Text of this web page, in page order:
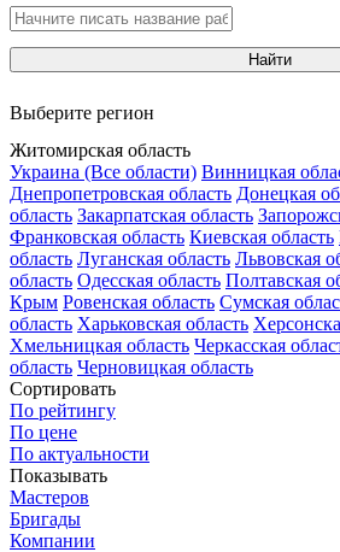
Найти
Выберите регион
Житомирская область
Украина (Все области) Винницкая
Днепропетровская область Донецкая
область Закарпатская область
Франковская область Киевская область
область Луганская область Львовская
область Одесская область Полтавская
Крым Ровенская область Сумская
область Харьковская область
Хмельницкая область Черкасская
область Черновицкая область
Сортировать
По рейтингу
По цене
По актуальности
Показывать
Мастеров
Бригады
Компании